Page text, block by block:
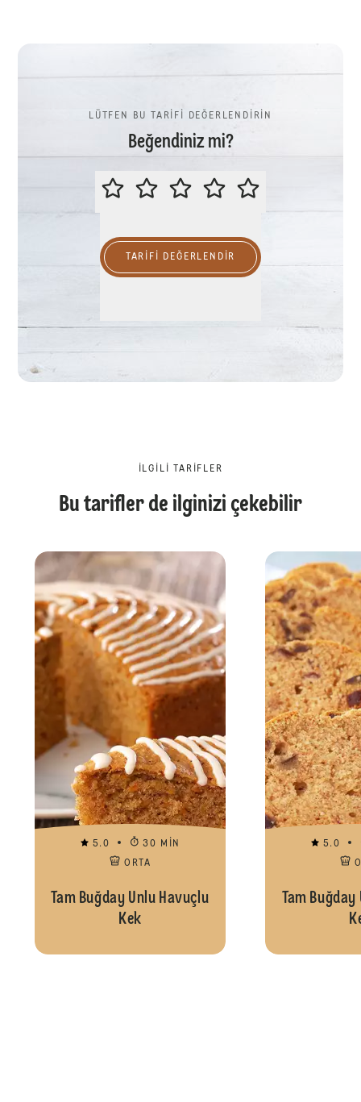
LÜTFEN BU TARİFİ DEĞERLENDİRİN
Beğendiniz mi?
LÜTFEN BU TARİFİ
TARIFI DEĞERLENDİR
İLGILI TARIFLER
Bu tarifler de ilginizi çekebilir
5.0
30 MIN
ORTA
Tam Buğday Unlu Havuçlu
Kek
5.0
Tam